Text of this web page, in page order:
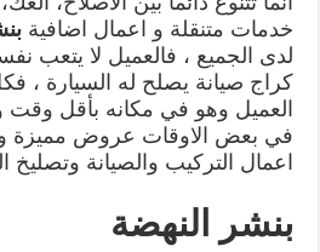
خدمات متنقلة و اعمال اضافية
لدى الجميع ، فالعميل لا يتعب
كراج صيانة يصلح له السيارة ،
العميل وهو في مكانه بأقل وقت
اعمال التركيب والصيانة وتصليخ
بنشر النهضة